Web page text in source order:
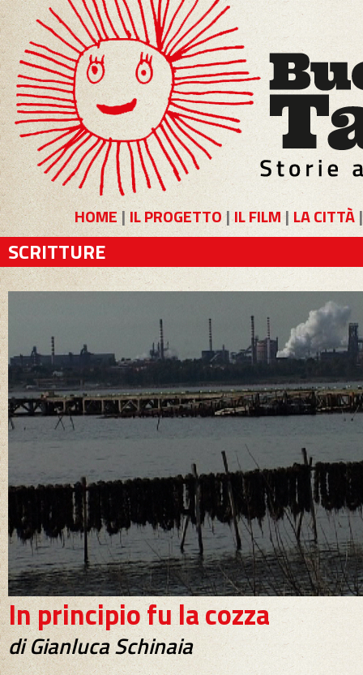
HOME| IL PROGETTO| IL FILM |LA CITTÀ|
SCRITTURE
In principio fu la cozza
di Gianluca Schinaia